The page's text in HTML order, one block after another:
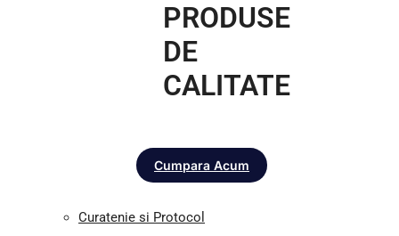
PRODUSE
DE
CALITATE
Cumpara Acum
Curatenie si Protocol